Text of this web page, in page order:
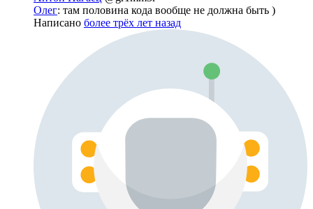
Олег: там половина кода вообще не должна быть )
Написано более трёх лет назад